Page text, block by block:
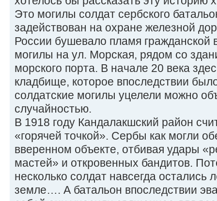
Это могилы солдат сербского
задействован на охране железной
России бушевало пламя гражданской
могилы на ул. Морская, рядом со
морского порта. В начале 20 века
кладбище, которое впоследствии
солдатские могилы уцелели можно
случайностью.
В 1918 году Кандалакшский район
«горячей точкой». Сербы как могли
вверенном объекте, отбивая удары
мастей» и откровенных бандитов.
несколько солдат навсегда остались
земле…. А батальон впоследствии